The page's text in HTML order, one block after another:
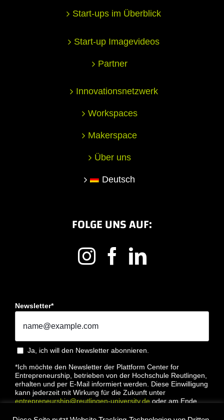
Start-ups im Überblick
Start-up Imagevideos
Partner
Innovationsnetzwerk
Workspaces
Makerspace
Über uns
Deutsch
FOLGE UNS AUF:
Newsletter*
Ja, ich will den Newsletter abonnieren.
*Ich möchte den Newsletter der Plattform Center for
Entrepreneurship, betrieben von der Hochschule Reutlingen,
erhalten und per E-Mail informiert werden. Diese Einwilligung
kann jederzeit mit Wirkung für die Zukunft unter
entrepreneurship@reutlingen-university.deoder am Ende
Datenschutzbestimmung